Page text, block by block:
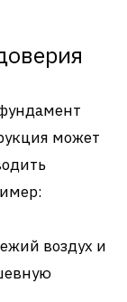
может
воздух и